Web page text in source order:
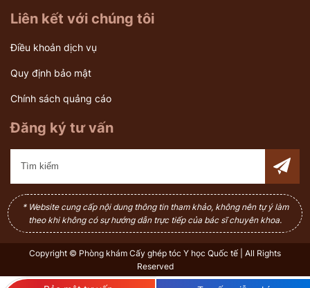
Liên kết với chúng tôi
Điều khoản dịch vụ
Quy định bảo mật
Chính sách quảng cáo
Đăng ký tư vấn
* Website cung cấp nội dung thông tin tham khảo, không nên tự ý làm
theo khi không có sự hướng dẫn trực tiếp của bác sĩ chuyên khoa.
Copyright © Phòng khám Cấy ghép tóc Y học Quốc tế | All Rights
Reserved